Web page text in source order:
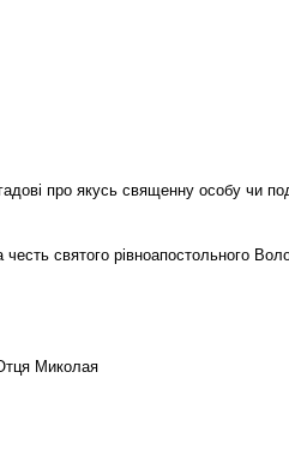
про якусь священну особу чи
святого рівноапостольного
Миколая